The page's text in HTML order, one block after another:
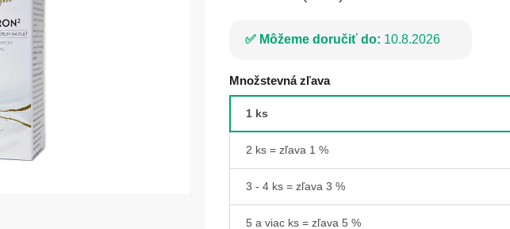
Môžeme doručiť do: 10.8.2026
Množstevná zľava
1 ks
2 ks = zľava 1 %
3 - 4 ks = zľava 3 %
5 a viac ks = zľava 5 %